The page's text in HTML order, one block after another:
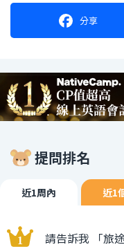
分享
提問排名
近1周內 近1
請告訴我 「旅